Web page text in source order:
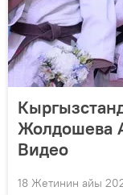
Жолдошева
Видео
18 Жетинин айы